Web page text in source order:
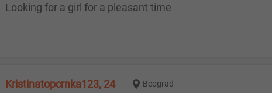
Looking for a girl for a pleasant time
Kristinatopcrnka123, 24 Beograd